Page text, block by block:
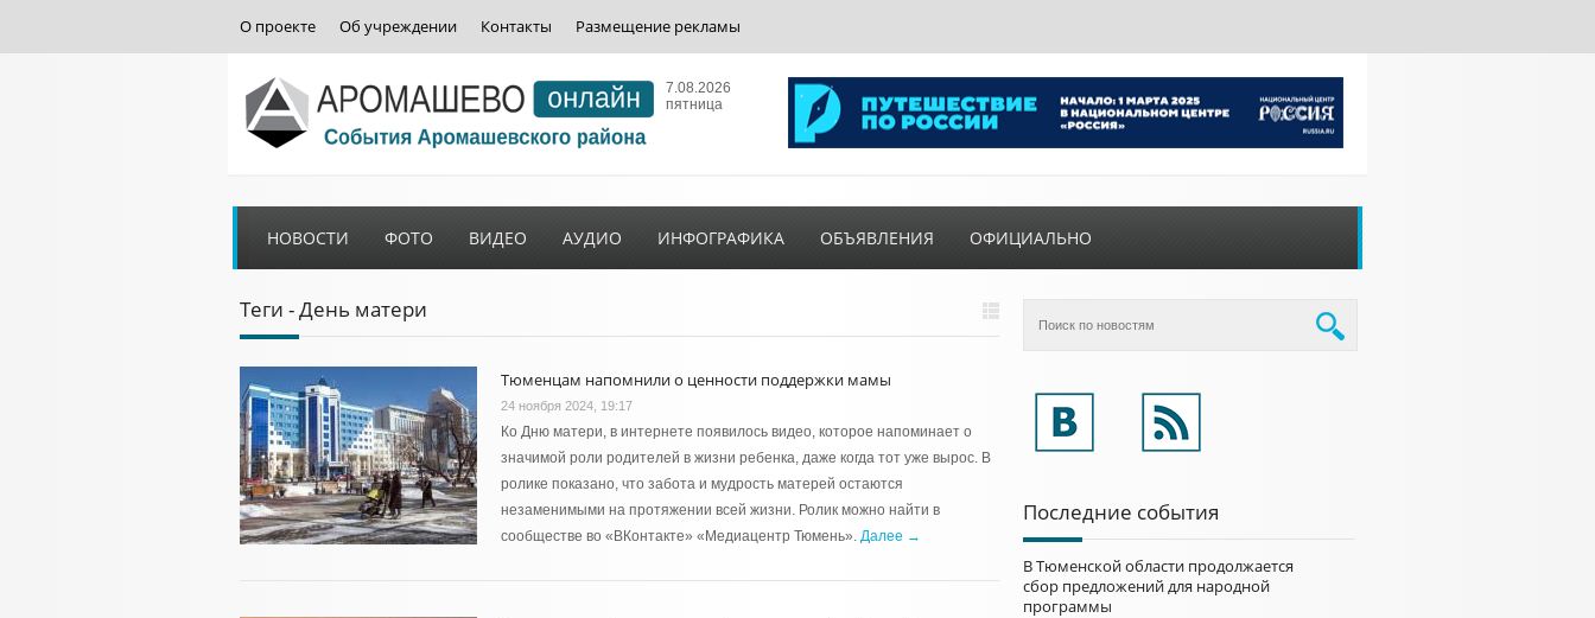
О проекте Об учреждении Контакты Размещение рекламы
7.08.2026
пятница
НОВОСТИ ФОТО ВИДЕО АУДИО ИНФОГРАФИКА ОБЪЯВЛЕНИЯ ОФИЦИАЛЬНО
Теги - День матери
Тюменцам напомнили о ценности поддержки мамы
24 ноября 2024, 19:17
Ко Дню матери, в интернете появилось видео, которое напоминает о
значимой роли родителей в жизни ребенка, даже когда тот уже вырос. В
ролике показано, что забота и мудрость матерей остаются
незаменимыми на протяжении всей жизни. Ролик можно найти в
сообществе во «ВКонтакте» «Медиацентр Тюмень». Далее →
Последние события
В Тюменской области продолжается
сбор предложений для народной
программы